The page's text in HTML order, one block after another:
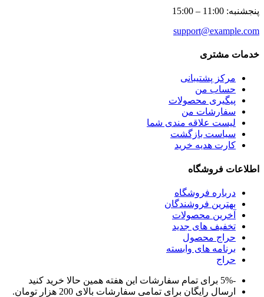
پنجشنبه: 11:00 – 15:00
support@example.com
خدمات مشتری
مرکز پشتیبانی
حساب من
پیگیری محصولات
سفارشات من
لیست علاقه مندی شما
سیاست بازگشت
کارت هدیه خرید
اطلاعات فروشگاه
درباره فروشگاه
بهترین فروشندگان
آخرین محصولات
تخفیف های جدید
حراج محصول
برنامه های وابسته
حراج
-5% برای تمام سفارشات این هفته همین حالا خرید کنید
ارسال رایگان برای تمامی سفارشات بالای 200 هزار تومان.